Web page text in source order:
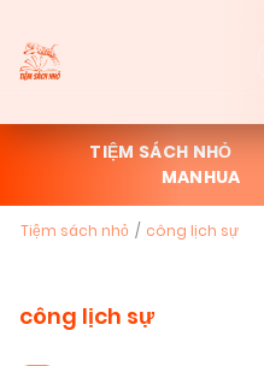
TIỆM SÁCH NHỎ
MANHUA
Tiệm sách nhỏ công lịch sự
công lịch sự